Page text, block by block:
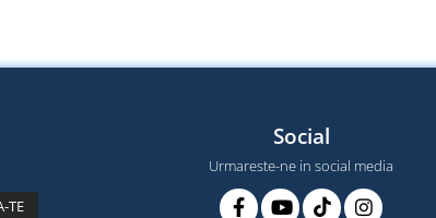
Social
Urmareste-ne in social media